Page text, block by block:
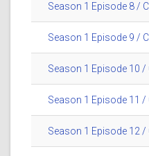
Season 1 Episode 8 /
Season 1 Episode 9 /
Season 1 Episode 10
Season 1 Episode 11 /
Season 1 Episode 12